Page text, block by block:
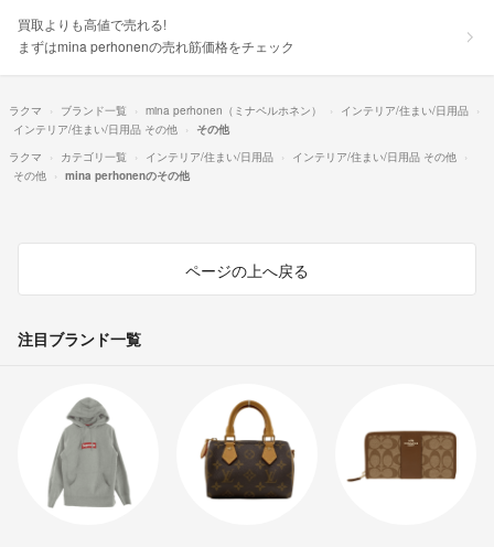
買取よりも高値で売れる!
まずはmina perhonenの売れ筋価格をチェック
ラクマ ブランド一覧 mina perhonen（ミナペルホネン）
インテリア/住まい/日用品
インテリア/住まい/日用品 その他
その他
ラクマ
カテゴリ一覧 インテリア/住まい/日用品
インテリア/住まい/日用品 その他
その他
mina perhonenのその他
ページの上へ戻る
注目ブランド一覧